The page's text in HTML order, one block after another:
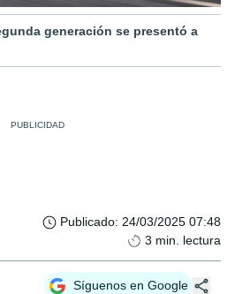
generación se presentó a
Publicado: 24/03/2025 07:48
3 min. lectura
Síguenos en Google